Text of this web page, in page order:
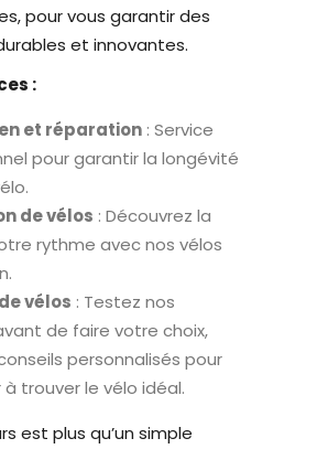
pour vous garantir des
et innovantes.
:
et réparation : Service
pour garantir la longévité
de vélos : Découvrez la
rythme avec nos vélos
vélos : Testez nos
de faire votre choix,
personnalisés pour
trouver le vélo idéal.
est plus qu’un simple